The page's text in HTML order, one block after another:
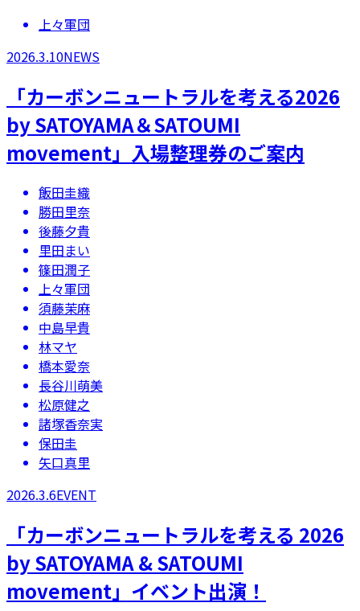
上々軍団
2026.3.10NEWS
「カーボンニュートラルを考える2026
by SATOYAMA＆SATOUMI
movement」入場整理券のご案内
飯田圭織
勝田里奈
後藤夕貴
里田まい
篠田潤子
上々軍団
須藤茉麻
中島早貴
林マヤ
橋本愛奈
長谷川萌美
松原健之
諸塚香奈実
保田圭
矢口真里
2026.3.6EVENT
「カーボンニュートラルを考える 2026
by SATOYAMA & SATOUMI
movement」​イベント出演！